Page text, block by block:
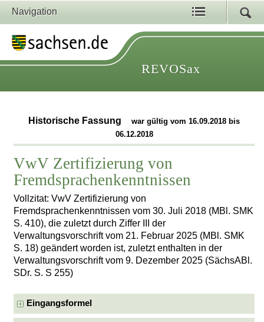
Navigation
REVOSax
Historische Fassung
war gültig vom 16.09.2018 bis
06.12.2018
VwV Zertifizierung von
Fremdsprachenkenntnissen
Vollzitat: VwV Zertifizierung von
Fremdsprachenkenntnissen vom 30. Juli 2018 (MBl. SMK
S. 410), die zuletzt durch Ziffer III der
Verwaltungsvorschrift vom 21. Februar 2025 (MBl. SMK
S. 18) geändert worden ist, zuletzt enthalten in der
Verwaltungsvorschrift vom 9. Dezember 2025 (SächsABl.
SDr. S. S 255)
Eingangsformel